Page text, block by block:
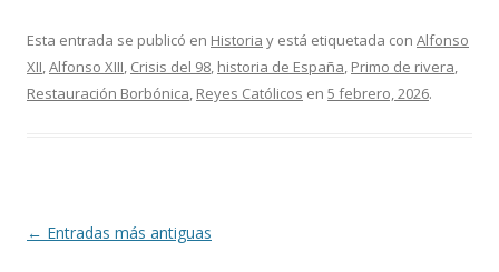
Esta entrada se publicó en Historia y está etiquetada con Alfonso
XII,Alfonso XIII, Crisis del 98, historia de España, Primo de rivera,
Restauración Borbónica, Reyes Católicos en 5 febrero, 2026.
Navegación
← Entradas más antiguas